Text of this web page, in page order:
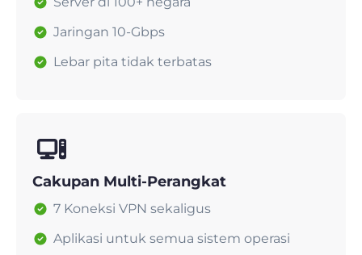
Jaringan 10-Gbps
Lebar pita tidak terbatas
Cakupan Multi-Perangkat
7 Koneksi VPN sekaligus
Aplikasi untuk semua sistem operasi